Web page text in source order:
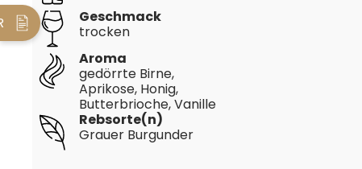
Aroma
gedörrte Birne,
Aprikose, Honig,
Butterbrioche, Vanille
Geschmack
trocken
Rebsorte(n)
Grauer Burgunder